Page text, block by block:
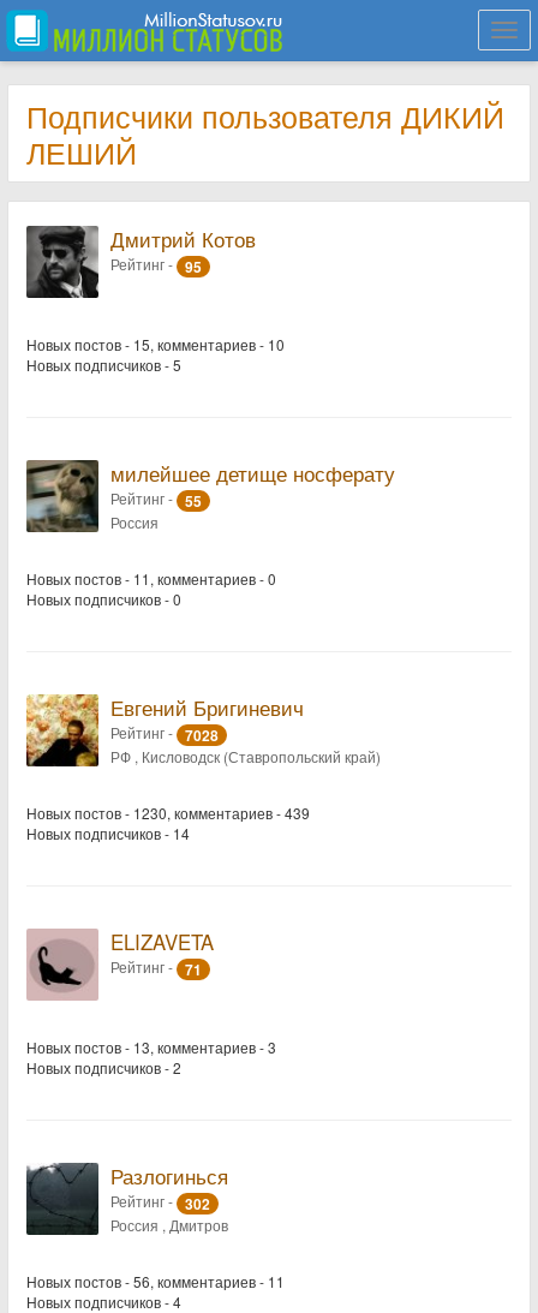
Подписчики пользователя ДИКИЙ
ЛЕШИЙ
Дмитрий Котов
Рейтинг - 95
Новых постов - 15, комментариев - 10
Новых подписчиков - 5
милейшее детище носферату
Рейтинг - 55
Россия
Новых постов - 11, комментариев - 0
Новых подписчиков - 0
Евгений Бригиневич
Рейтинг - 7028
РФ , Кисловодск (Ставропольский край)
Новых постов - 1230, комментариев - 439
Новых подписчиков - 14
ELIZAVETA
Рейтинг - 71
Новых постов - 13, комментариев - 3
Новых подписчиков - 2
Разлогинься
Рейтинг - 302
Россия , Дмитров
Новых постов - 56, комментариев - 11
Новых подписчиков - 4